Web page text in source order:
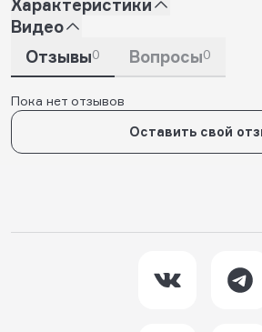
Характеристики
Видео
Отзывы0 Вопросы0
Пока нет отзывов
Оставить свой